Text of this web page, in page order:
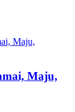
Maju,